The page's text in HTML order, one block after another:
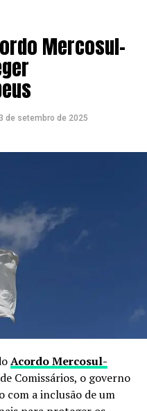
Mercosul-
3 de setembro de 2025
Acordo Mercosul-
Comissários, o governo
a inclusão de um